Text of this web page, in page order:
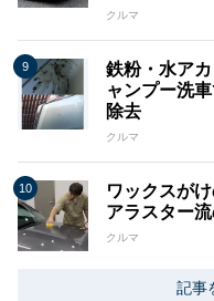
クルマ
鉄粉・水ア
ャンプー洗
除去
クルマ
ワックスが
アラスター
クルマ
記事